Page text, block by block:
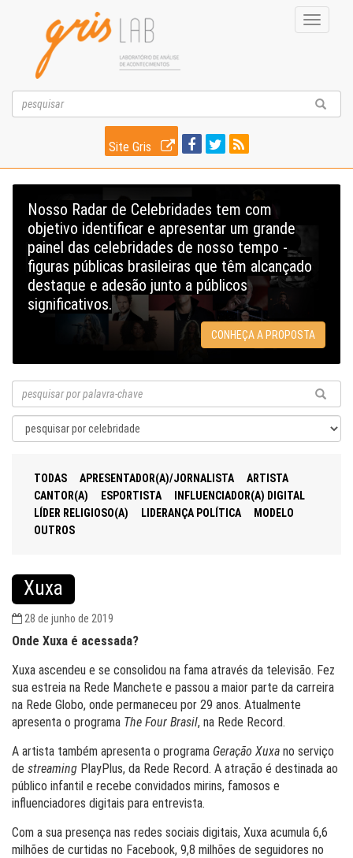
Toggle
Site Gris
Nosso Radar de Celebridades tem com
objetivo identificar e apresentar um grande
painel das celebridades de nosso tempo -
figuras públicas brasileiras que têm alcançado
destaque e adesão junto a públicos
significativos.
CONHEÇA A PROPOSTA
TODAS APRESENTADOR(A)/JORNALISTA
ARTISTA
CANTOR(A)
ESPORTISTA
INFLUENCIADOR(A) DIGITAL
LÍDER RELIGIOSO(A)
LIDERANÇA POLÍTICA
MODELO
OUTROS
Xuxa
28 de junho de 2019
Onde Xuxa é acessada?
Xuxa ascendeu e se consolidou na fama através da televisão. Fez
sua estreia na Rede Manchete e passou a maior parte da carreira
na Rede Globo, onde permaneceu por 29 anos. Atualmente
apresenta o programa The Four Brasil, na Rede Record.
A artista também apresenta o programa Geração Xuxa no serviço
de streaming PlayPlus, da Rede Record. A atração é destinada ao
público infantil e recebe convidados mirins, famosos e
influenciadores digitais para entrevista.
Com a sua presença nas redes sociais digitais, Xuxa acumula 6,6
milhões de curtidas no Facebook, 9,8 milhões de seguidores no